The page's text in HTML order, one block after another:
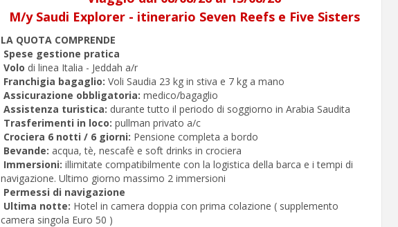
M/y Saudi Explorer - itinerario Seven Reefs e Five Sisters
LA QUOTA COMPRENDE
Spese gestione pratica
Volo di linea Italia - Jeddah a/r
Franchigia bagaglio: Voli Saudia 23 kg in stiva e 7 kg a mano
Assicurazione obbligatoria: medico/bagaglio
Assistenza turistica: durante tutto il periodo di soggiorno in Arabia Saudita
Trasferimenti in loco: pullman privato a/c
Crociera 6 notti / 6 giorni: Pensione completa a bordo
Bevande: acqua, tè, nescafè e soft drinks in crociera
Immersioni: illimitate compatibilmente con la logistica della barca e i tempi di
navigazione. Ultimo giorno massimo 2 immersioni
Permessi di navigazione
Ultima notte: Hotel in camera doppia con prima colazione ( supplemento
camera singola Euro 50 )